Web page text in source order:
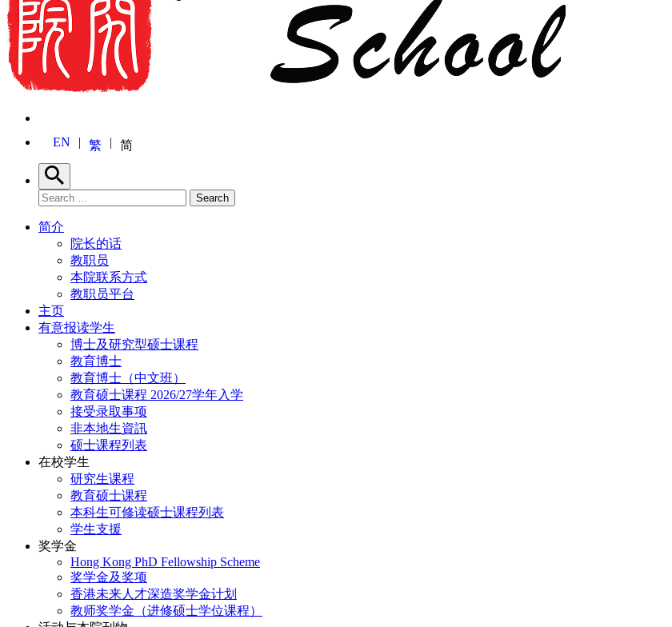
EN 繁 简
Search
Search for: Search
简介
院长的话
教职员
本院联系方式
教职员平台
主页
有意报读学生
博士及研究型硕士课程
教育博士
教育博士（中文班）
教育硕士课程 2026/27学年入学
接受录取事项
非本地生資訊
硕士课程列表
在校学生
研究生课程
教育硕士课程
本科生可修读硕士课程列表
学生支援
奖学金
Hong Kong PhD Fellowship Scheme
奖学金及奖项
香港未来人才深造奖学金计划
教师奖学金（进修硕士学位课程）